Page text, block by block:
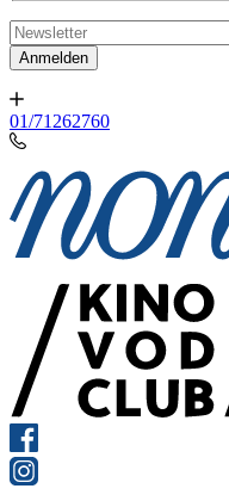
01/71262760